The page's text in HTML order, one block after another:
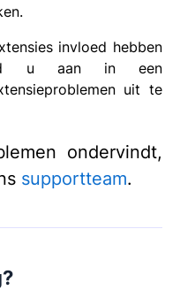
invloed hebben
u aan in een
uit te
ondervindt,
supportteam.